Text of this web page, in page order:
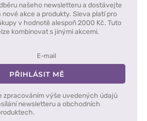
našeho newsletteru a dostávejte
nové akce a produkty. Sleva platí pro
v hodnotě alespoň 2000 Kč. Tuto
kombinovat s jinými akcemi.
PŘIHLÁSIT MĚ
zpracováním výše uvedených údajů
newsletteru a obchodních